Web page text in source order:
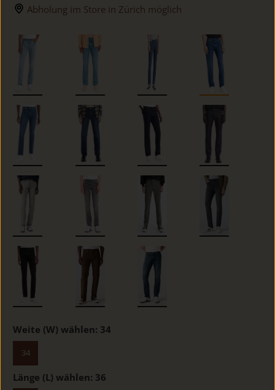
Abholung im Store in Zürich möglich
Weite (W) wählen: 34
34
Länge (L) wählen: 36